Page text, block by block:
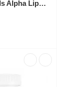
Now Foods Alpha Lipoic Acid 600 mg 60 caps